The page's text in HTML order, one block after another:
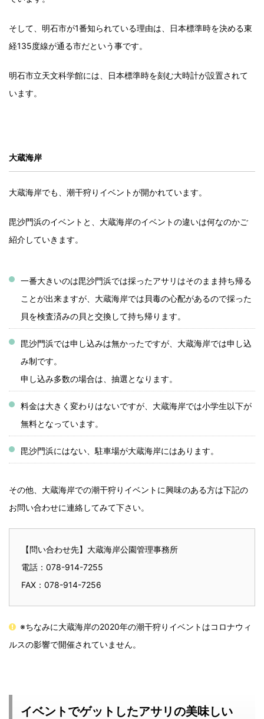
そして、明石市が1番知られている理由は、日本標準時を決める東
経135度線が通る市だという事です。
明石市立天文科学館には、日本標準時を刻む大時計が設置されて
います。
大蔵海岸
大蔵海岸でも、潮干狩りイベントが開かれています。
毘沙門浜のイベントと、大蔵海岸のイベントの違いは何なのかご
紹介していきます。
一番大きいのは毘沙門浜では採ったアサリはそのまま持ち帰る
ことが出来ますが、大蔵海岸では貝毒の心配があるので採った
貝を検査済みの貝と交換して持ち帰ります。
毘沙門浜では申し込みは無かったですが、大蔵海岸では申し込
み制です。
申し込み多数の場合は、抽選となります。
料金は大きく変わりはないですが、大蔵海岸では小学生以下が
無料となっています。
毘沙門浜にはない、駐車場が大蔵海岸にはあります。
その他、大蔵海岸での潮干狩りイベントに興味のある方は下記の
お問い合わせに連絡してみて下さい。
【問い合わせ先】大蔵海岸公園管理事務所
電話：078-914-7255
FAX：078-914-7256
※ちなみに大蔵海岸の2020年の潮干狩りイベントはコロナウィ
ルスの影響で開催されていません。
イベントでゲットしたアサリの美味しい